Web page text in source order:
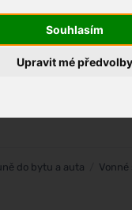
Souhlasím
Upravit mé předvolby
do bytu a auta Vonné